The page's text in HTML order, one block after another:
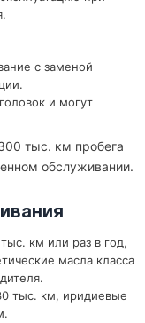
с заменой
и могут
тыс. км пробега
обслуживании.
км или раз в год,
масла класса
тыс. км, иридиевые